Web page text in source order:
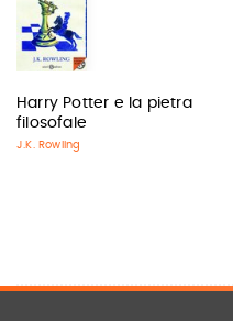
Harry Potter e la pietra
filosofale
J.K. Rowling